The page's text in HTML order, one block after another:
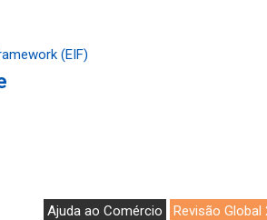
(EIF)
Ajuda ao Comércio Revisão Global